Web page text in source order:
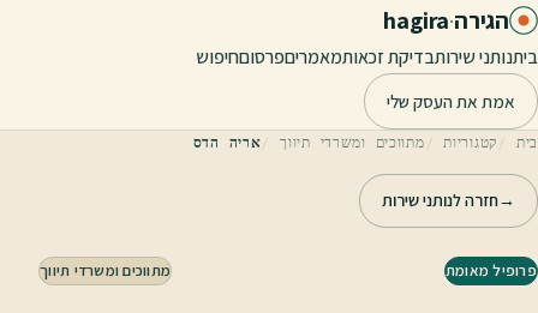
דלג לתוכן הראשי
הגירה·
hagira
ביתנותני שירותבדיקת זכאותמאמריםפרסוםחיפוש
אמת את העסק שלי
בית קטגוריות מתווכים ומשרדי תיווך אריה הדס
→חזרה לנותני שירות
פרופיל מאומת מתווכים ומשרדי תיווך